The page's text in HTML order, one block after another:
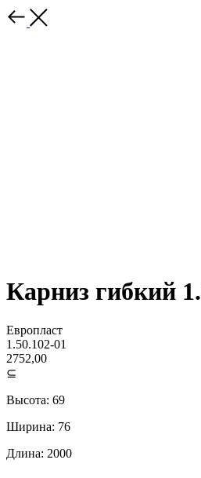
Карниз гибкий
Европласт
1.50.102-01
2752,00
⊆
Высота: 69
Ширина: 76
Длина: 2000